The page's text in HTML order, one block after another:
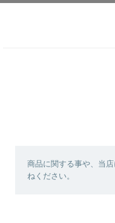
商品に関する事や、当
ねください。